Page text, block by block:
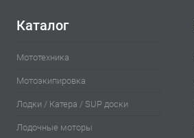
Каталог
Мототехника
Мотоэкипировка
Лодки / Катера / SUP доски
Лодочные моторы